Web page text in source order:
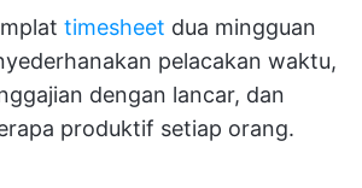
timesheet dua mingguan
pelacakan waktu,
dengan lancar, dan
produktif setiap orang.